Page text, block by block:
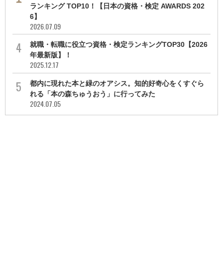
ランキング TOP10！【日本の資格・検定 AWARDS 202
6】
2026.07.09
就職・転職に役立つ資格・検定ランキングTOP30【2026
年最新版】！
2025.12.17
都内に現れた本と緑のオアシス。知的好奇心をくすぐら
れる「本の森ちゅうおう」に行ってみた
2024.07.05